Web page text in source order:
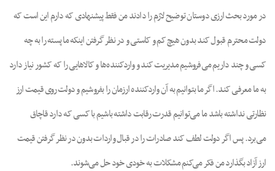
در مورد بحث ارزی دوستان توضیح لازم را دادند من فقط پیشنهادی که دارم این است که
دولت محترم قبول کند بدون هیچ کم و کاستی و در نظر گرفتن اینکه ما پسته را به چه
کسی و چند داریم می‌فروشیم مدیریت کند و واردکننده‌ها و کالاهایی را که کشور نیاز دارد
به ما معرفی کند. اگر ما بتوانیم به آن واردکننده ارزمان را بفروشیم و دولت روی قیمت ارز
نظارتی نداشته باشد ما می‌توانیم قدرت رقابت داشته باشیم با کسی که دارد قاچاق
می‌برد. پس اگر دولت لطف کند صادرات را در قبال واردات بدون در نظر گرفتن قیمت
ارز آزاد بگذارد من فکر می‌کنم مشکلات به خودی خود حل می‌شوند.